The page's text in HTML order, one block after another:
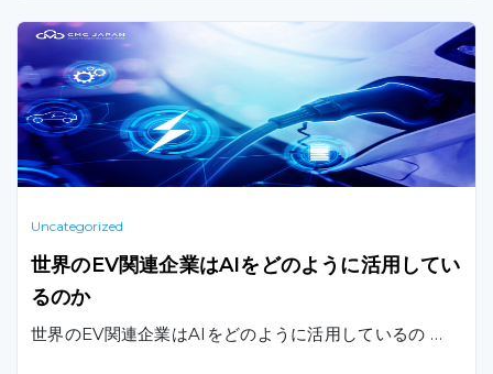
Uncategorized
世界のEV関連企業はAIをどのように活用してい
るのか
世界のEV関連企業はAIをどのように活用しているの …